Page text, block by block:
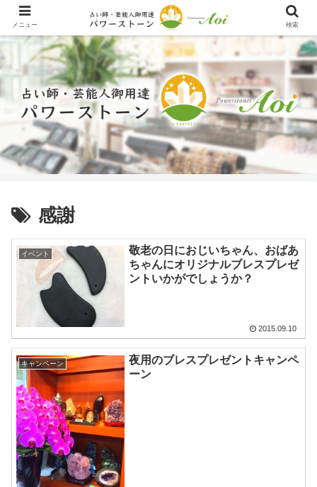
感謝
イベント
敬老の日におじいちゃん、おばあ
ちゃんにオリジナルブレスプレゼ
ントいかがでしょうか？
2015.09.10
キャンペーン
夜用のブレスプレゼントキャンペ
ーン
メニュー 検索